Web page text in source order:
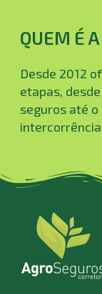
QUEM É
Desde 2012
etapas,
seguros até